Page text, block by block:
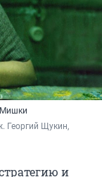
Мишки
Георгий Щукин,
и